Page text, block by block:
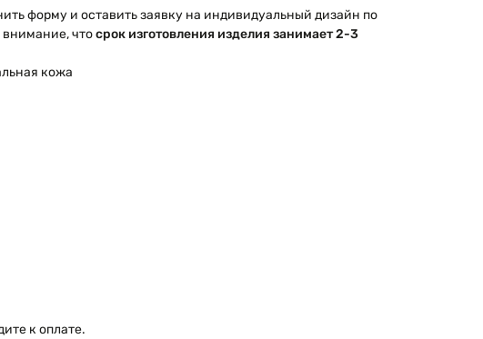
форму и оставить заявку на индивидуальный дизайн по
внимание, чтосрок изготовления изделия занимает 2-3
кожа
к оплате.